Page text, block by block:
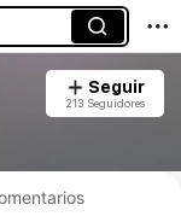
Seguir
213 Seguidores